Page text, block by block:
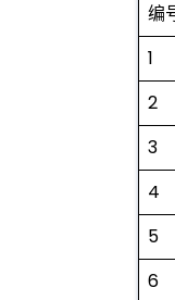
编
1
2
3
4
5
6